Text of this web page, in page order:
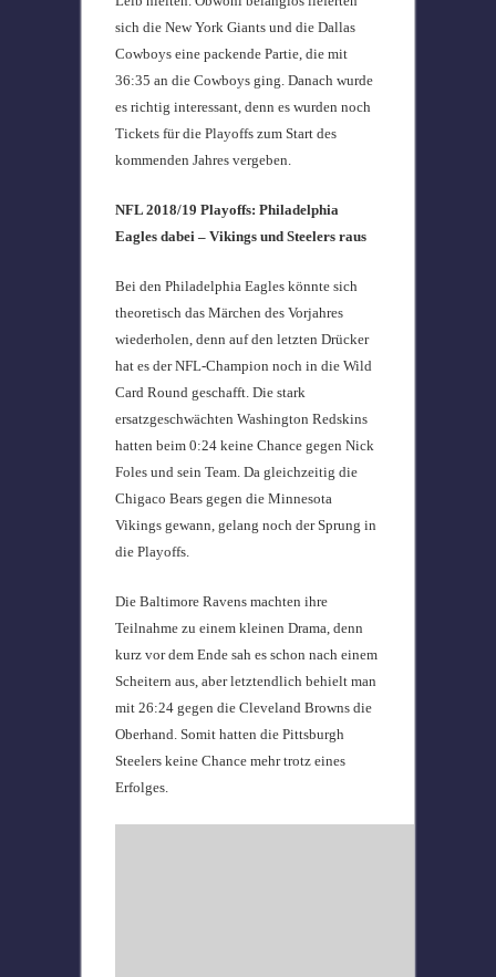
sich die New York Giants und die Dallas
Cowboys eine packende Partie, die mit
36:35 an die Cowboys ging. Danach wurde
es richtig interessant, denn es wurden noch
Tickets für die Playoffs zum Start des
kommenden Jahres vergeben.
NFL 2018/19 Playoffs: Philadelphia
Eagles dabei – Vikings und Steelers raus
Bei den Philadelphia Eagles könnte sich
theoretisch das Märchen des Vorjahres
wiederholen, denn auf den letzten Drücker
hat es der NFL-Champion noch in die Wild
Card Round geschafft. Die stark
ersatzgeschwächten Washington Redskins
hatten beim 0:24 keine Chance gegen Nick
Foles und sein Team. Da gleichzeitig die
Chigaco Bears gegen die Minnesota
Vikings gewann, gelang noch der Sprung in
die Playoffs.
Die Baltimore Ravens machten ihre
Teilnahme zu einem kleinen Drama, denn
kurz vor dem Ende sah es schon nach einem
Scheitern aus, aber letztendlich behielt man
mit 26:24 gegen die Cleveland Browns die
Oberhand. Somit hatten die Pittsburgh
Steelers keine Chance mehr trotz eines
Erfolges.